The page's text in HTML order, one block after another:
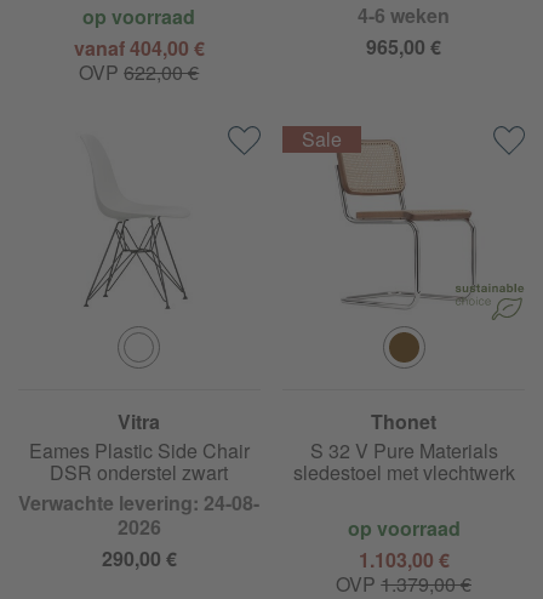
op voorraad
vanaf 404,00 €
OVP622,00 €
4-6 weken
965,00 €
Vitra
Eames Plastic Side Chair
DSR onderstel zwart
Verwachte levering: 24-08-
2026
290,00 €
Thonet
S 32 V Pure Materials
sledestoel met vlechtwerk
op voorraad
1.103,00 €
OVP1.379,00 €